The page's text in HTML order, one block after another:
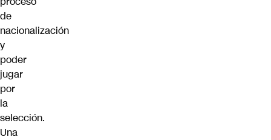
de
nacionalización
y
poder
jugar
por
la
selección.
Una